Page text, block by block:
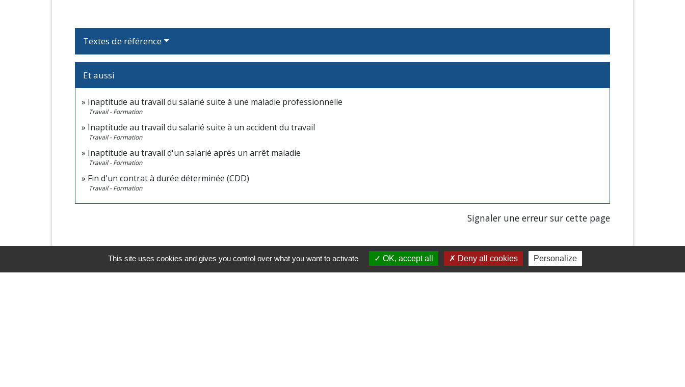
Textes de référence
Et aussi
Inaptitude au travail du salarié suite à une maladie professionnelle
Travail - Formation
Inaptitude au travail du salarié suite à un accident du travail
Travail - Formation
Inaptitude au travail d'un salarié après un arrêt maladie
Travail - Formation
Fin d'un contrat à durée déterminée (CDD)
Travail - Formation
Signaler une erreur sur cette page
This site uses cookies and gives you control over what you want to activate OK, accept all Deny all cookies Personalize